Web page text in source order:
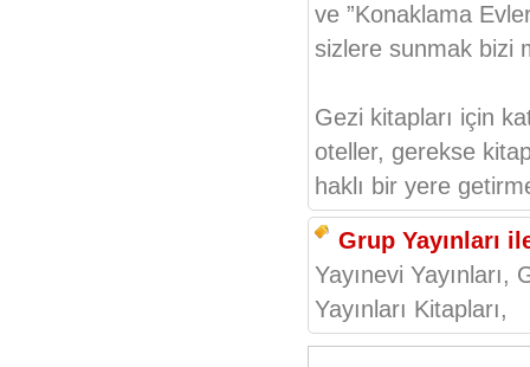
ve ”Konaklama
sizlere sunmak bizi
Gezi kitapları için
oteller, gerekse
haklı bir yere
Grup Yayınları
Yayınevi Yayınları,
Yayınları Kitapları,